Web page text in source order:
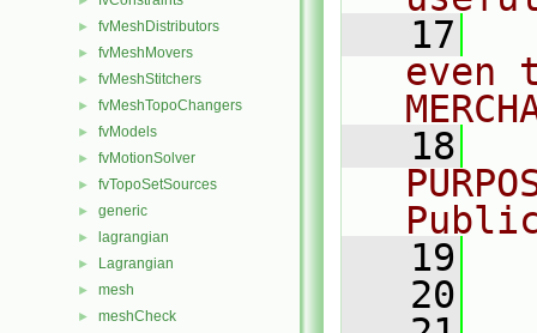
► fvMeshDistributors
► fvMeshMovers
► fvMeshStitchers
► fvMeshTopoChangers
► fvModels
► fvMotionSolver
► fvTopoSetSources
► generic
► lagrangian
► Lagrangian
► mesh
► meshCheck
   17
even
   18
   19
   20